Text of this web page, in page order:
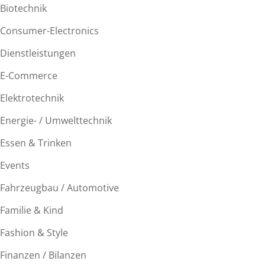
Biotechnik
Consumer-Electronics
Dienstleistungen
E-Commerce
Elektrotechnik
Energie- / Umwelttechnik
Essen & Trinken
Events
Fahrzeugbau / Automotive
Familie & Kind
Fashion & Style
Finanzen / Bilanzen